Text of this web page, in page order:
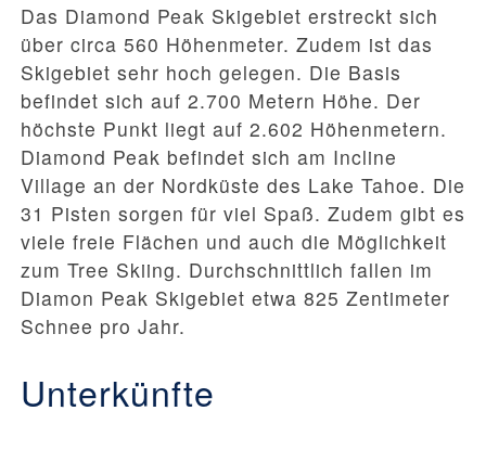
Das Diamond Peak Skigebiet erstreckt sich
über circa 560 Höhenmeter. Zudem ist das
Skigebiet sehr hoch gelegen. Die Basis
befindet sich auf 2.700 Metern Höhe. Der
höchste Punkt liegt auf 2.602 Höhenmetern.
Diamond Peak befindet sich am Incline
Village an der Nordküste des Lake Tahoe. Die
31 Pisten sorgen für viel Spaß. Zudem gibt es
viele freie Flächen und auch die Möglichkeit
zum Tree Skiing. Durchschnittlich fallen im
Diamon Peak Skigebiet etwa 825 Zentimeter
Schnee pro Jahr.
Unterkünfte